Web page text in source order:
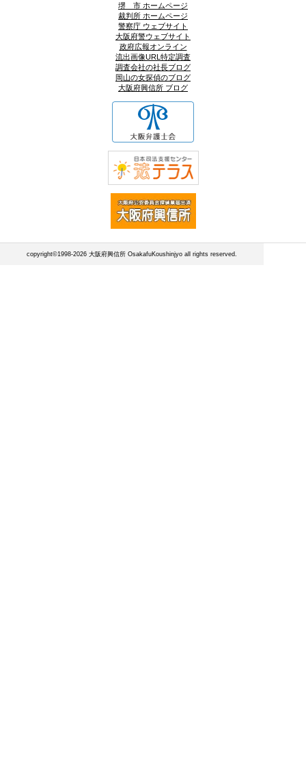
堺 市 ホームページ
裁判所 ホームページ
警察庁 ウェブサイト
大阪府警ウェブサイト
政府広報オンライン
流出画像URL特定調査
調査会社の社長ブログ
岡山の女探偵のブログ
大阪府興信所 ブログ
copyright©1998-2026 大阪府興信所 OsakafuKoushinjyo all rights reserved.